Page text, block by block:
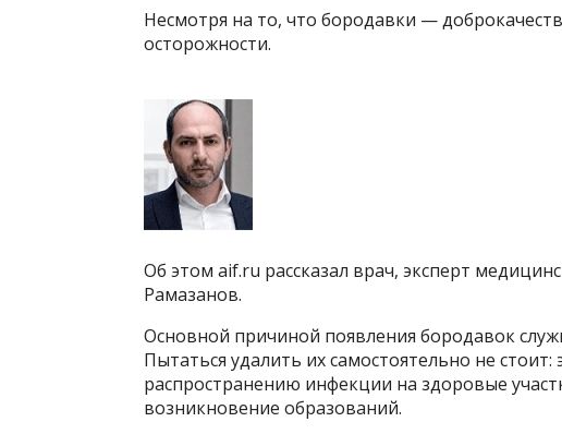
Несмотря на то, что бородавки —
осторожности.
Об этом aif.ru рассказал врач, эксперт
Рамазанов.
Основной причиной появления бородавок
Пытаться удалить их самостоятельно не
распространению инфекции на здоровые
возникновение образований.